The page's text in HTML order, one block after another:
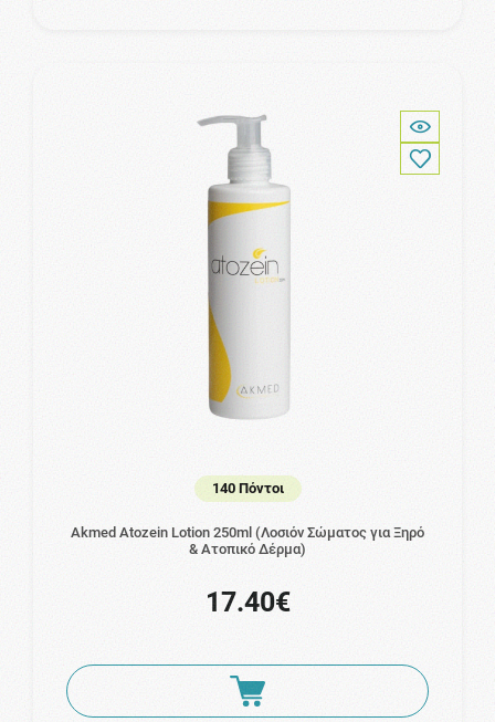
140 Πόντοι
Akmed Atozein Lotion 250ml (Λοσιόν Σώματος για Ξηρό
& Ατοπικό Δέρμα)
17.40€